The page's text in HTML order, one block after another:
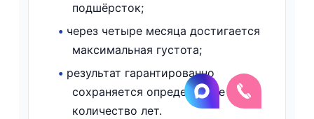
подшёрсток;
• через четыре месяца достигается
максимальная густота;
• результат гарантированно
сохраняется определённое
количество лет.